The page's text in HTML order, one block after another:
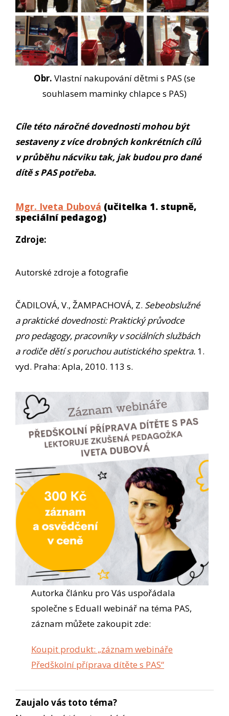
Obr. Vlastní nakupování dětmi s PAS (se
souhlasem maminky chlapce s PAS)
Cíle této náročné dovednosti mohou být
sestaveny z více drobných konkrétních cílů
v průběhu nácviku tak, jak budou pro dané
dítě s PAS potřeba.
Mgr. Iveta Dubová (učitelka 1. stupně,
speciální pedagog)
Zdroje:
Autorské zdroje a fotografie
ČADILOVÁ, V., ŽAMPACHOVÁ, Z. Sebeobslužné
a praktické dovednosti: Praktický průvodce
pro pedagogy, pracovníky v sociálních službách
a rodiče dětí s poruchou autistického spektra. 1.
vyd. Praha: Apla, 2010. 113 s.
Autorka článku pro Vás uspořádala
společne s Eduall webinář na téma PAS,
záznam můžete zakoupit zde:
Koupit produkt: „záznam webináře
Předškolní příprava dítěte s PAS“
Zaujalo vás toto téma?